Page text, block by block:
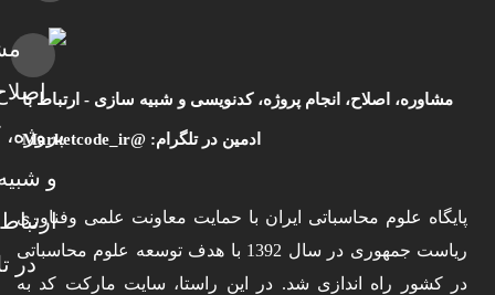
مشاوره، اصلاح، انجام پروژه، کدنویسی و شبیه سازی - ارتباط با
ادمین در تلگرام: @Marketcode_ir
پایگاه علوم محاسباتی ایران با حمایت معاونت علمی وفناوری
ریاست جمهوری در سال 1392 با هدف توسعه علوم محاسباتی
در کشور راه اندازی شد. در این راستا، سایت مارکت کد به